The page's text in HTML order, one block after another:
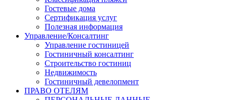
Гостевые дома
Сертификация услуг
Полезная информация
Управление/Консалтинг
Управление гостиницей
Гостиничный консалтинг
Строительство гостиниц
Недвижимость
Гостиничный девелопмент
ПРАВО ОТЕЛЯМ